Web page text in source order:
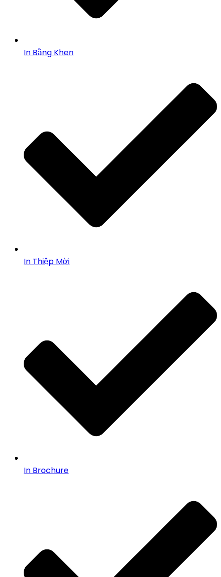
In Bằng Khen
In Thiệp Mời
In Brochure